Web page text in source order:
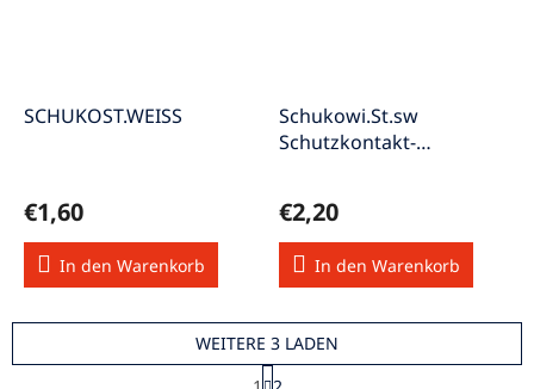
SCHUKOST.WEISS
€1,60
In den Warenkorb
Schukowi.St.sw
Schutzkontakt-
€2,20
In den Warenkorb
WEITERE 3 LADEN
P